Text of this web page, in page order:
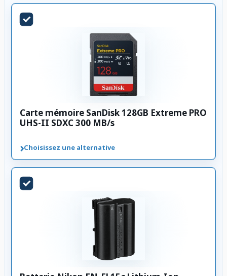
Carte mémoire SanDisk 128GB Extreme PRO
UHS-II SDXC 300 MB/s
›Choisissez une alternative